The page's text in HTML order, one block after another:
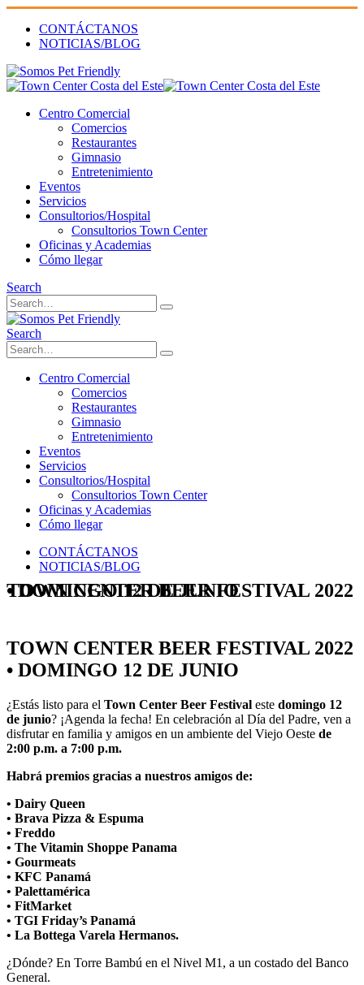
CONTÁCTANOS
NOTICIAS/BLOG
Centro Comercial
Comercios
Restaurantes
Gimnasio
Entretenimiento
Eventos
Servicios
Consultorios/Hospital
Consultorios Town Center
Oficinas y Academias
Cómo llegar
Search
Search
Centro Comercial
Comercios
Restaurantes
Gimnasio
Entretenimiento
Eventos
Servicios
Consultorios/Hospital
Consultorios Town Center
Oficinas y Academias
Cómo llegar
CONTÁCTANOS
NOTICIAS/BLOG
TOWN CENTER BEER FESTIVAL 2022 • DOMINGO 12 DE JUNIO
TOWN CENTER BEER FESTIVAL 2022
• DOMINGO 12 DE JUNIO
¿Estás listo para el Town Center Beer Festival este domingo 12
de junio? ¡Agenda la fecha! En celebración al Día del Padre, ven a
disfrutar en familia y amigos en un ambiente del Viejo Oeste de
2:00 p.m. a 7:00 p.m.
Habrá premios gracias a nuestros amigos de:
• Dairy Queen
• Brava Pizza & Espuma
• Freddo
• The Vitamin Shoppe Panama
• Gourmeats
• KFC Panamá
• Palettamérica
• FitMarket
• TGI Friday’s Panamá
• La Bottega Varela Hermanos.
¿Dónde? En Torre Bambú en el Nivel M1, a un costado del Banco
General.